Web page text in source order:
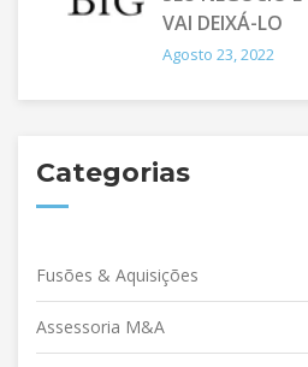
VAI DEIXÁ-LO
Agosto 23, 2022
Categorias
Fusões & Aquisições
Assessoria M&A